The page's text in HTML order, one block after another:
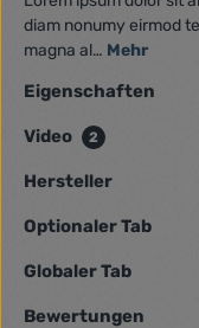
diam nonumy eirmod
magna al… Mehr
Eigenschaften
Video 2
Hersteller
Optionaler Tab
Globaler Tab
Bewertungen